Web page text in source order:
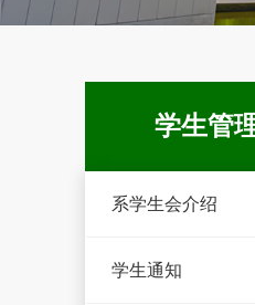
学生管
系学生会介绍
学生通知